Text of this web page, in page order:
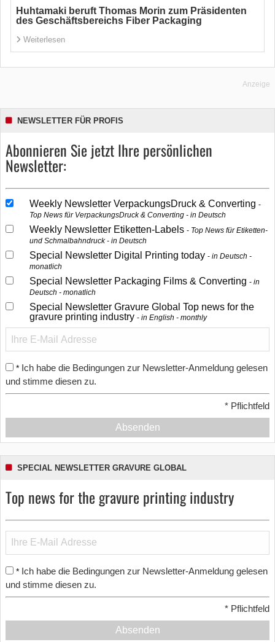
Huhtamaki beruft Thomas Morin zum Präsidenten
des Geschäftsbereichs Fiber Packaging
Weiterlesen
Anzeige
NEWSLETTER FÜR PROFIS
Abonnieren Sie jetzt Ihre persönlichen
Newsletter:
Weekly Newsletter VerpackungsDruck & Converting
Top News für VerpackungsDruck & Converting - in Deutsch
Weekly Newsletter Etiketten-Labels
Top News für Etiketten-
und Schmalbahndruck - in Deutsch
Special Newsletter Digital Printing today
in Deutsch -
monatlich
Special Newsletter Packaging Films & Converting
in
Deutsch - monatlich
Special Newsletter Gravure Global Top news for the
gravure printing industry
in English - monthly
* Ich habe die Bedingungen zur Newsletter-Anmeldung gelesen
und stimme diesen zu.
* Pflichtfeld
Absenden
SPECIAL NEWSLETTER GRAVURE GLOBAL
Top news for the gravure printing industry
* Ich habe die Bedingungen zur Newsletter-Anmeldung gelesen
und stimme diesen zu.
* Pflichtfeld
Absenden